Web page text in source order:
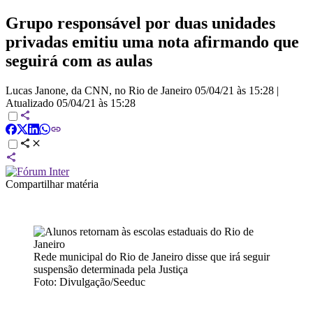
Grupo responsável por duas unidades
privadas emitiu uma nota afirmando que
seguirá com as aulas
Lucas Janone, da CNN, no Rio de Janeiro 05/04/21 às 15:28 |
Atualizado 05/04/21 às 15:28
Compartilhar matéria
Rede municipal do Rio de Janeiro disse que irá seguir
suspensão determinada pela Justiça
Foto: Divulgação/Seeduc